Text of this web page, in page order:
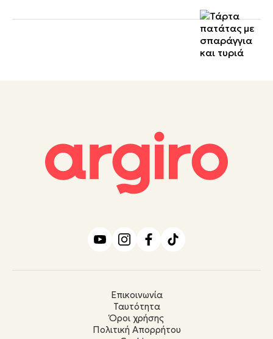
Επικοινωνία
Ταυτότητα
Όροι χρήσης
Πολιτική Απορρήτου